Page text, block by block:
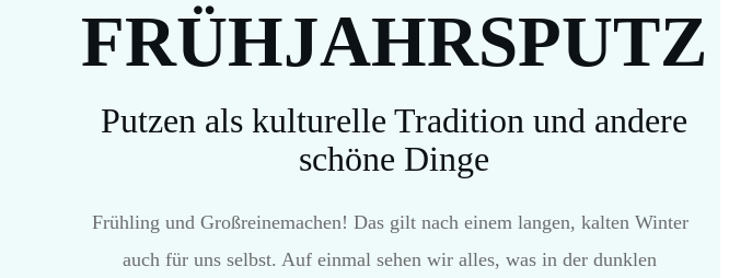
FRÜHJAHRSPUTZ
Putzen als kulturelle Tradition und andere
schöne Dinge
Frühling und Großreinemachen! Das gilt nach einem langen, kalten Winter
auch für uns selbst. Auf einmal sehen wir alles, was in der dunklen